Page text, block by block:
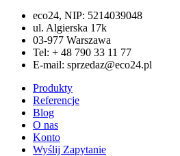
eco24, NIP: 5214039048
ul. Algierska 17k
03-977 Warszawa
Tel: + 48 790 33 11 77
E-mail: sprzedaz@eco24.pl
Produkty
Referencje
Blog
O nas
Konto
Wyślij Zapytanie